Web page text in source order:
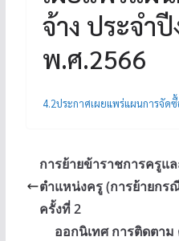
จ้าง ประจำ
พ.ศ.2566
4.2ประกาศเผยแพร่แผนการจัด
การย้ายข้าราชการครูแ
ตำแหน่งครู (การย้ายกร
ครั้งที่ 2
ออกนิเทศ การติดตาม